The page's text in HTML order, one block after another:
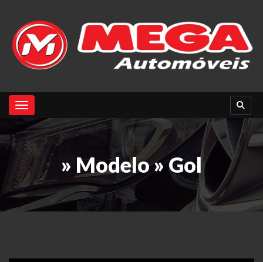
Toggle navigation
» Modelo » Gol